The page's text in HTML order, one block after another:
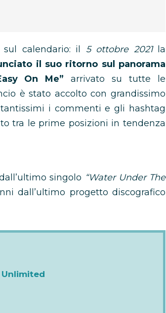
calendario: il 5 ottobre 2021la
il suo ritorno sul panorama
On Me”arrivato su tutte le
è stato accolto con grandissimo
i commenti e gli hashtag
tra le prime posizioni in tendenza
singolo “Water Under The
dall’ultimo progetto discografico
Unlimited